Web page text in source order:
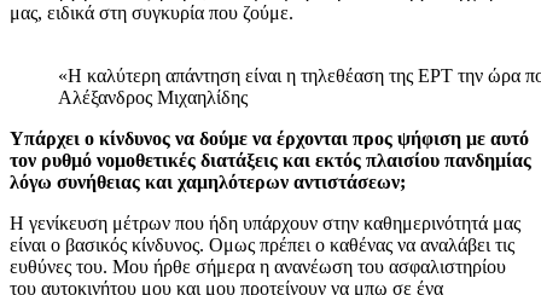
μας, ειδικά στη συγκυρία που ζούμε.
«Η καλύτερη απάντηση είναι η τηλεθέαση της ΕΡΤ την ώρα
Αλέξανδρος Μιχαηλίδης
Υπάρχει ο κίνδυνος να δούμε να έρχονται προς ψήφιση με αυτό
τον ρυθμό νομοθετικές διατάξεις και εκτός πλαισίου πανδημίας
λόγω συνήθειας και χαμηλότερων αντιστάσεων;
Η γενίκευση μέτρων που ήδη υπάρχουν στην καθημερινότητά μας
είναι ο βασικός κίνδυνος. Ομως πρέπει ο καθένας να αναλάβει τις
ευθύνες του. Μου ήρθε σήμερα η ανανέωση του ασφαλιστηρίου
του αυτοκινήτου μου και μου προτείνουν να μπω σε ένα